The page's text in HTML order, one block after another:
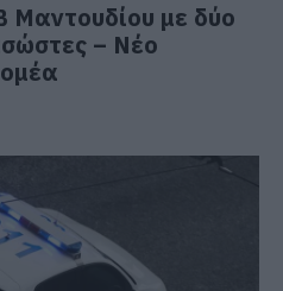
Μαντουδίου με δύο
– Νέο